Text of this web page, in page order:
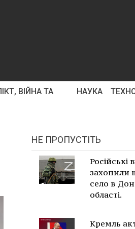
ВІЙНА ТА
НАУКА
НЕ ПРОПУСТІТЬ
Російські
захопили
село в
області.
Кремль